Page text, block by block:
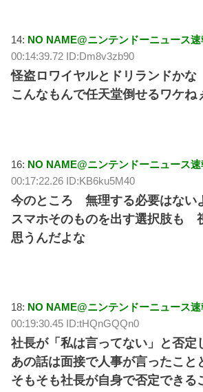
14: NO NAME@ニンテンドーニュース速
00:14:39.72 ID:Dm8v3zb90
怪盗ロワイヤルとドリランドかな
こんなもんで任天堂倒せるワケね
16: NO NAME@ニンテンドーニュース速
00:17:22.26 ID:KB6ku5M40
今のところ 無理する必要はない
スマホそのものを出す選択肢も
思うんだよな
18: NO NAME@ニンテンドーニュース速
00:19:30.45 ID:tHQnGQQn0
社長が「私は言ってない」と否定
あの話は面接で人事が言ったこと
そもそも社長が自身で否定できる